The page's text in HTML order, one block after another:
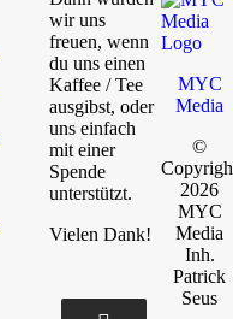
wir uns
freuen, wenn
du uns einen
Kaffee / Tee
ausgibst, oder
uns einfach
mit einer
Spende
unterstützt.
Vielen Dank!
MYC
Media
©
2026
MYC
Media
Inh.
Patrick
Seus